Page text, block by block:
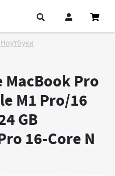
Ноутбуки
MacBook Pro
M1 Pro/16
GB
16-Core N